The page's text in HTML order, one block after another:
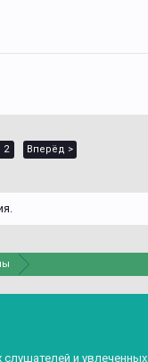
2 Вперёд >
слушателей и увлеченных